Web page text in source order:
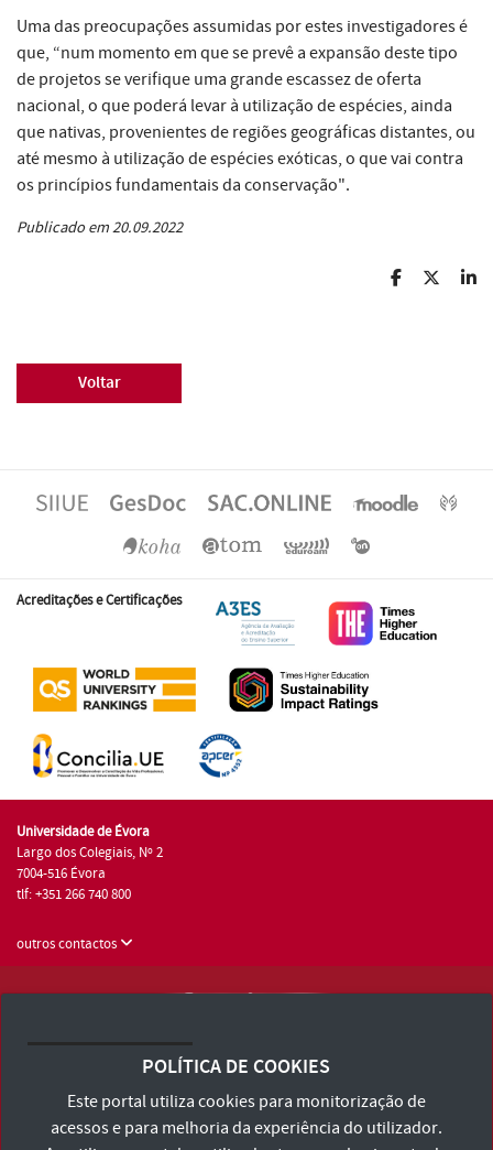
Uma das preocupações assumidas por estes investigadores é
que, “num momento em que se prevê a expansão deste tipo
de projetos se verifique uma grande escassez de oferta
nacional, o que poderá levar à utilização de espécies, ainda
que nativas, provenientes de regiões geográficas distantes, ou
até mesmo à utilização de espécies exóticas, o que vai contra
os princípios fundamentais da conservação".
Publicado em 20.09.2022
Voltar
Acreditações e Certificações
Universidade de Évora
Largo dos Colegiais, Nº 2
7004-516 Évora
tlf: +351 266 740 800
outros contactos
Consulte os Termos e Condições e Política de Privacidade
Declaração de Acessibilidade
POLÍTICA DE COOKIES
Este portal utiliza cookies para monitorização de
acessos e para melhoria da experiência do utilizador.